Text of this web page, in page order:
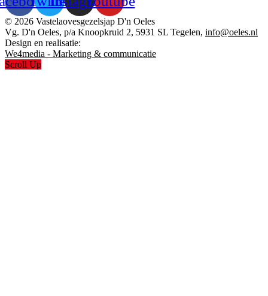
© 2026 Vastelaovesgezelsjap D'n Oeles
Vg. D'n Oeles, p/a Knoopkruid 2, 5931 SL Tegelen, info@oeles.nl
Design en realisatie:
We4media - Marketing & communicatie
Scroll Up